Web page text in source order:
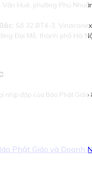
Văn Huê, phường Phú
Số 32 BT4-3,
Đại Mỗ, thành phố Hà
nhịp đập của Báo Phật Giáo
Phật Giáo và Doanh